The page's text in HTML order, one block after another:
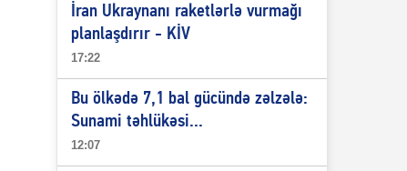
İran Ukraynanı raketlərlə vurmağı
planlaşdırır - KİV
17:22
Bu ölkədə 7,1 bal gücündə zəlzələ:
Sunami təhlükəsi...
12:07